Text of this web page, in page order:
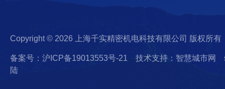
Copyright © 2026 上海千实精密机电科技有限公司 版权所有
备案号：沪ICP备19013553号-21 技术支持：智慧城市网
陆